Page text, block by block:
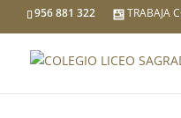
956 881 322 TRABAJA